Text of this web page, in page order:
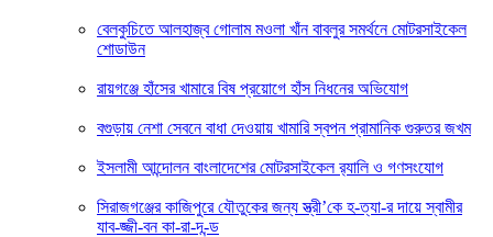
বেলকুচিতে আলহাজ্ব গোলাম মওলা খাঁন বাবলুর সমর্থনে মোটরসাইকেল
শোডাউন
রায়গঞ্জে হাঁসের খামারে বিষ প্রয়োগে হাঁস নিধনের অভিযোগ
বগুড়ায় নেশা সেবনে বাধা দেওয়ায় খামারি স্বপন প্রামানিক গুরুতর জখম
ইসলামী আন্দোলন বাংলাদেশের মোটরসাইকেল র‍্যালি ও গণসংযোগ
সিরাজগঞ্জের কাজিপুরে যৌতুকের জন্য স্ত্রী’কে হ-ত্যা-র দায়ে স্বামীর
যাব-জ্জী-বন কা-রা-দ-ন্ড